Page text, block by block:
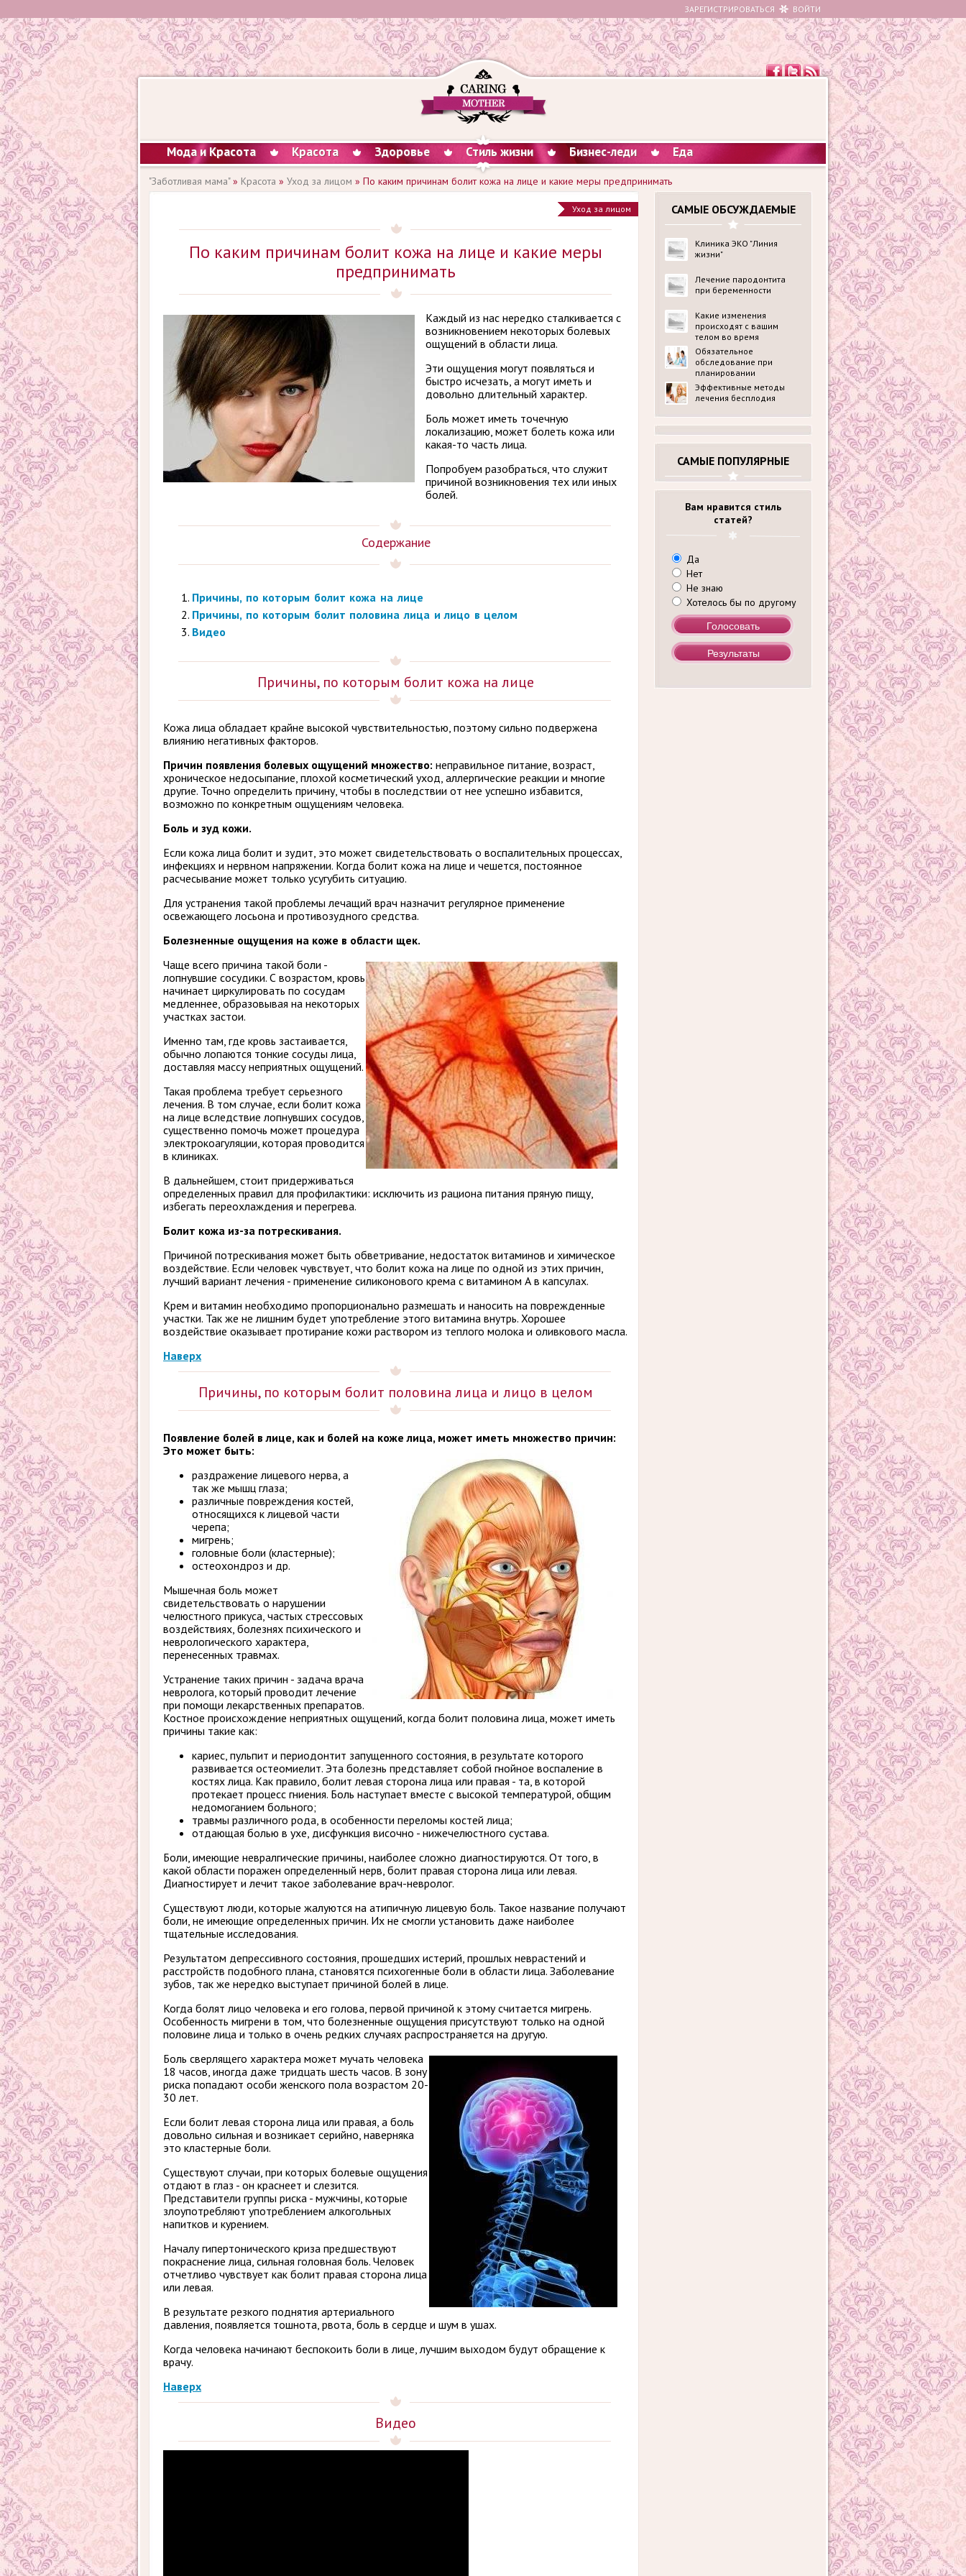
ЗАРЕГИСТРИРОВАТЬСЯ ВОЙТИ
Мода и Красота Красота Здоровье Стиль жизни Бизнес-леди Еда
"Заботливая мама"» Красота » Уход за лицом » По каким причинам болит кожа на лице и какие меры предпринимать
Уход за лицом
По каким причинам болит кожа на лице и какие меры
предпринимать
Каждый из нас нередко сталкивается с
возникновением некоторых болевых
ощущений в области лица.
Эти ощущения могут появляться и
быстро исчезать, а могут иметь и
довольно длительный характер.
Боль может иметь точечную
локализацию, может болеть кожа или
какая-то часть лица.
Попробуем разобраться, что служит
причиной возникновения тех или иных
болей.
Содержание
Причины, по которым болит кожа на лице
Причины, по которым болит половина лица и лицо в целом
Видео
Причины, по которым болит кожа на лице
Кожа лица обладает крайне высокой чувствительностью, поэтому сильно подвержена
влиянию негативных факторов.
Причин появления болевых ощущений множество: неправильное питание, возраст,
хроническое недосыпание, плохой косметический уход, аллергические реакции и многие
другие. Точно определить причину, чтобы в последствии от нее успешно избавится,
возможно по конкретным ощущениям человека.
Боль и зуд кожи.
Если кожа лица болит и зудит, это может свидетельствовать о воспалительных процессах,
инфекциях и нервном напряжении. Когда болит кожа на лице и чешется, постоянное
расчесывание может только усугубить ситуацию.
Для устранения такой проблемы лечащий врач назначит регулярное применение
освежающего лосьона и противозудного средства.
Болезненные ощущения на коже в области щек.
Чаще всего причина такой боли -
лопнувшие сосудики. С возрастом, кровь
начинает циркулировать по сосудам
медленнее, образовывая на некоторых
участках застои.
Именно там, где кровь застаивается,
обычно лопаются тонкие сосуды лица,
доставляя массу неприятных ощущений.
Такая проблема требует серьезного
лечения. В том случае, если болит кожа
на лице вследствие лопнувших сосудов,
существенно помочь может процедура
электрокоагуляции, которая проводится
в клиниках.
В дальнейшем, стоит придерживаться
определенных правил для профилактики: исключить из рациона питания пряную пищу,
избегать переохлаждения и перегрева.
Болит кожа из-за потрескивания.
Причиной потрескивания может быть обветривание, недостаток витаминов и химическое
воздействие. Если человек чувствует, что болит кожа на лице по одной из этих причин,
лучший вариант лечения - применение силиконового крема с витамином А в капсулах.
Крем и витамин необходимо пропорционально размешать и наносить на поврежденные
участки. Так же не лишним будет употребление этого витамина внутрь. Хорошее
воздействие оказывает протирание кожи раствором из теплого молока и оливкового масла.
Наверх
Причины, по которым болит половина лица и лицо в целом
Появление болей в лице, как и болей на коже лица, может иметь множество причин:
Это может быть:
раздражение лицевого нерва, а
так же мышц глаза;
различные повреждения костей,
относящихся к лицевой части
черепа;
мигрень;
головные боли (кластерные);
остеохондроз и др.
Мышечная боль может
свидетельствовать о нарушении
челюстного прикуса, частых стрессовых
воздействиях, болезнях психического и
неврологического характера,
перенесенных травмах.
Устранение таких причин - задача врача
невролога, который проводит лечение
при помощи лекарственных препаратов.
Костное происхождение неприятных ощущений, когда болит половина лица, может иметь
причины такие как:
кариес, пульпит и периодонтит запущенного состояния, в результате которого
развивается остеомиелит. Эта болезнь представляет собой гнойное воспаление в
костях лица. Как правило, болит левая сторона лица или правая - та, в которой
протекает процесс гниения. Боль наступает вместе с высокой температурой, общим
недомоганием больного;
травмы различного рода, в особенности переломы костей лица;
отдающая болью в ухе, дисфункция височно - нижечелюстного сустава.
Боли, имеющие невралгические причины, наиболее сложно диагностируются. От того, в
какой области поражен определенный нерв, болит правая сторона лица или левая.
Диагностирует и лечит такое заболевание врач-невролог.
Существуют люди, которые жалуются на атипичную лицевую боль. Такое название получают
боли, не имеющие определенных причин. Их не смогли установить даже наиболее
тщательные исследования.
Результатом депрессивного состояния, прошедших истерий, прошлых неврастений и
расстройств подобного плана, становятся психогенные боли в области лица. Заболевание
зубов, так же нередко выступает причиной болей в лице.
Когда болят лицо человека и его голова, первой причиной к этому считается мигрень.
Особенность мигрени в том, что болезненные ощущения присутствуют только на одной
половине лица и только в очень редких случаях распространяется на другую.
Боль сверлящего характера может мучать человека
18 часов, иногда даже тридцать шесть часов. В зону
риска попадают особи женского пола возрастом 20-
30 лет.
Если болит левая сторона лица или правая, а боль
довольно сильная и возникает серийно, наверняка
это кластерные боли.
Существуют случаи, при которых болевые ощущения
отдают в глаз - он краснеет и слезится.
Представители группы риска - мужчины, которые
злоупотребляют употреблением алкогольных
напитков и курением.
Началу гипертонического криза предшествуют
покраснение лица, сильная головная боль. Человек
отчетливо чувствует как болит правая сторона лица
или левая.
В результате резкого поднятия артериального
давления, появляется тошнота, рвота, боль в сердце и шум в ушах.
Когда человека начинают беспокоить боли в лице, лучшим выходом будут обращение к
врачу.
Наверх
Видео
САМЫЕ ОБСУЖДАЕМЫЕ
Клиника ЭКО "Линия
жизни"
Лечение пародонтита
при беременности
Какие изменения
происходят с вашим
телом во время
беременности?
Обязательное
обследование при
планировании
беременности в
медицинском центре
ldck.ru: перечень
анализов
Эффективные методы
лечения бесплодия
САМЫЕ ПОПУЛЯРНЫЕ
Вам нравится стиль
статей?
Да
Нет
Не знаю
Хотелось бы по другому